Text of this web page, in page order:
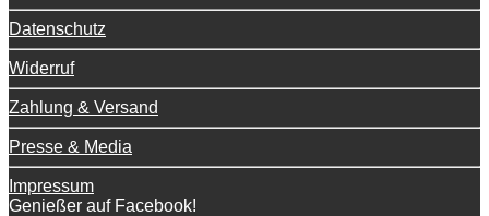
Datenschutz
Widerruf
Zahlung & Versand
Presse & Media
Impressum
Genießer auf Facebook!